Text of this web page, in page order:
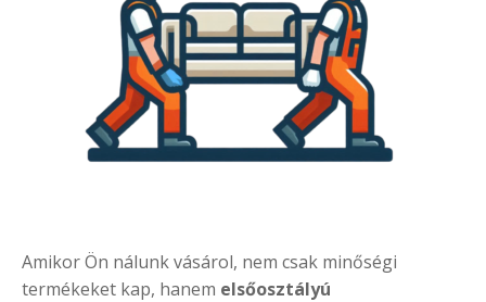
Amikor Ön nálunk vásárol, nem csak minőségi
termékeket kap, hanem elsőosztályú